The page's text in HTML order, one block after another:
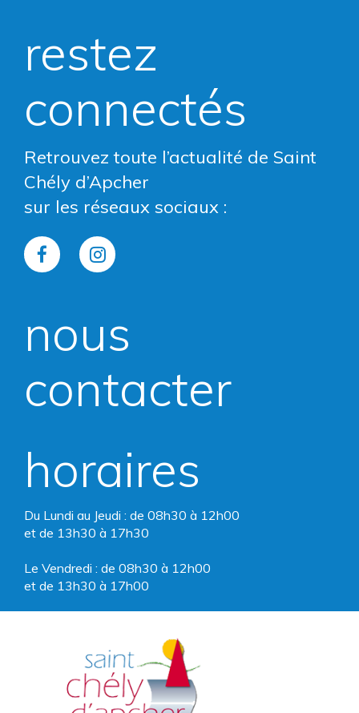
restez
connectés
Retrouvez toute l’actualité de Saint
Chély d’Apcher
sur les réseaux sociaux :
Lien
le
Facebook
Lien
le
Instagram
nous
contacter
horaires
Du Lundi au Jeudi : de 08h30 à 12h00
et de 13h30 à 17h30
Le Vendredi : de 08h30 à 12h00
et de 13h30 à 17h00